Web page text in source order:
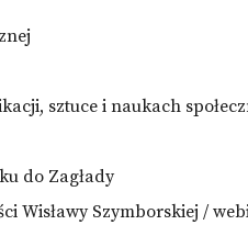
sztuce i naukach
do Zagłady
Wisławy Szymborskiej /